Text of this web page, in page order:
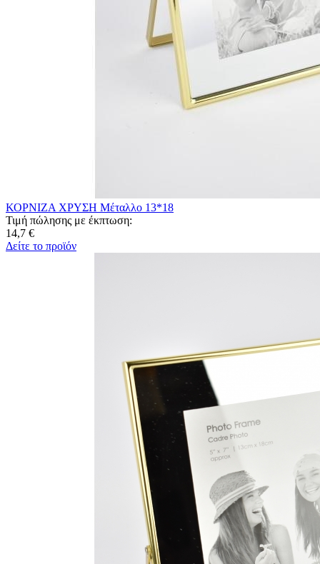
ΚΟΡΝΙΖΑ ΧΡΥΣΗ Μέταλλο 13*18
Τιμή πώλησης με έκπτωση:
14,7 €
Δείτε το προϊόν